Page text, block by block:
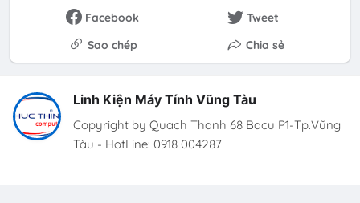
Facebook
Tweet
Sao chép
Chia sẻ
Linh Kiện Máy Tính Vũng Tàu
Copyright by Quach Thanh 68 Bacu P1-Tp.Vũng
Tàu - HotLine: 0918 004287